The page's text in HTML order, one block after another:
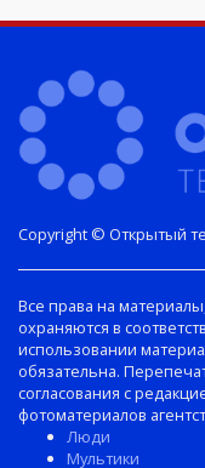
Все права на
охраняются в
использовании
обязательна.
согласования с
фотоматериалов
Люди
Мультики